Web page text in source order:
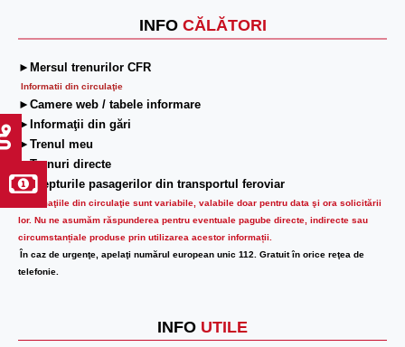
INFO CĂLĂTORI
►Mersul trenurilor CFR
Informatii din circulaţie
►Camere web / tabele informare
►Informaţii din gări
►Trenul meu
►Trenuri directe
►Drepturile pasagerilor din transportul feroviar
Informaţiile din circulaţie sunt variabile, valabile doar pentru data şi ora solicitării
lor. Nu ne asumăm răspunderea pentru eventuale pagube directe, indirecte sau
circumstanțiale produse prin utilizarea acestor informații.
În caz de urgenţe, apelaţi numărul european unic 112. Gratuit în orice reţea de
telefonie.
INFO UTILE